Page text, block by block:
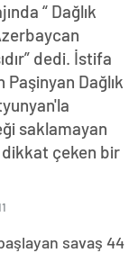
“ Dağlık
dedi. İstifa
Paşinyan Dağlık
saklamayan
dikkat çeken bir
savaş 44